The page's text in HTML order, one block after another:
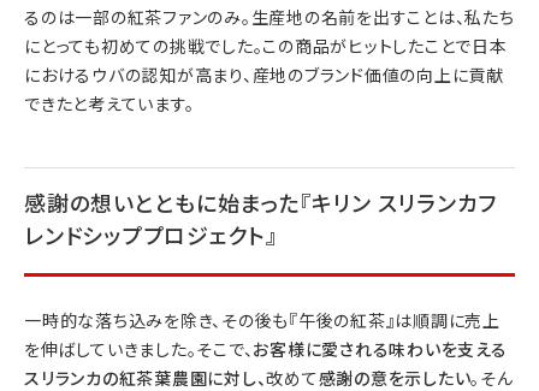
るのは一部の紅茶ファンのみ。生産地の名前を出すことは、私たち
にとっても初めての挑戦でした。この商品がヒットしたことで日本
におけるウバの認知が高まり、産地のブランド価値の向上に貢献
できたと考えています。
感謝の想いとともに始まった『キリン スリランカフ
レンドシッププロジェクト』
一時的な落ち込みを除き、その後も『午後の紅茶』は順調に売上
を伸ばしていきました。そこで、 お客様に愛される味わいを支える
スリランカの紅茶葉農園に対し、改めて感謝の意を示したい。そん